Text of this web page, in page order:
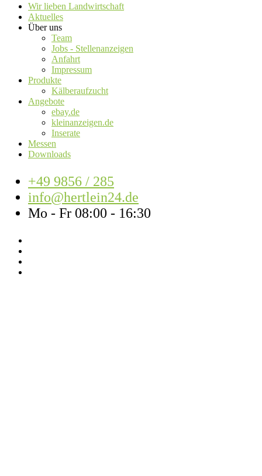
Wir lieben Landwirtschaft
Aktuelles
Über uns
Team
Jobs - Stellenanzeigen
Anfahrt
Impressum
Produkte
Kälberaufzucht
Angebote
ebay.de
kleinanzeigen.de
Inserate
Messen
Downloads
+49 9856 / 285
info@hertlein24.de
Mo - Fr 08:00 - 16:30